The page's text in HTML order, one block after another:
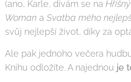
(ano, Karle, dívám se na
Woman a Svatba mého
svůj nejlepší život, díky za
Ale pak jednoho večera
Knihu odložíte. A najednou je